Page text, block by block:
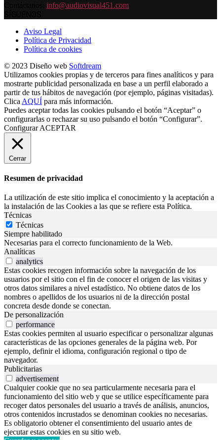
info@audiovisual451.com
Aviso Legal
Política de Privacidad
Política de cookies
© 2023 Diseño web Softdream
Utilizamos cookies propias y de terceros para fines analíticos y para
mostrarte publicidad personalizada en base a un perfil elaborado a
partir de tus hábitos de navegación (por ejemplo, páginas visitadas).
Clica AQUÍ para más información.
Puedes aceptar todas las cookies pulsando el botón “Aceptar” o
configurarlas o rechazar su uso pulsando el botón “Configurar”.
Configurar ACEPTAR
Cerrar
Resumen de privacidad
La utilización de este sitio implica el conocimiento y la aceptación a
la instalación de las Cookies a las que se refiere esta Política.
Técnicas
Técnicas
Siempre habilitado
Necesarias para el correcto funcionamiento de la Web.
Analíticas
analytics
Estas cookies recogen información sobre la navegación de los
usuarios por el sitio con el fin de conocer el origen de las visitas y
otros datos similares a nivel estadístico. No obtiene datos de los
nombres o apellidos de los usuarios ni de la dirección postal
concreta desde donde se conectan.
De personalización
performance
Estas cookies permiten al usuario especificar o personalizar algunas
características de las opciones generales de la página web. Por
ejemplo, definir el idioma, configuración regional o tipo de
navegador.
Publicitarias
advertisement
Cualquier cookie que no sea particularmente necesaria para el
funcionamiento del sitio web y que se utilice específicamente para
recoger datos personales del usuario a través de análisis, anuncios,
otros contenidos incrustados se denominan cookies no necesarias.
Es obligatorio obtener el consentimiento del usuario antes de
ejecutar estas cookies en su sitio web.